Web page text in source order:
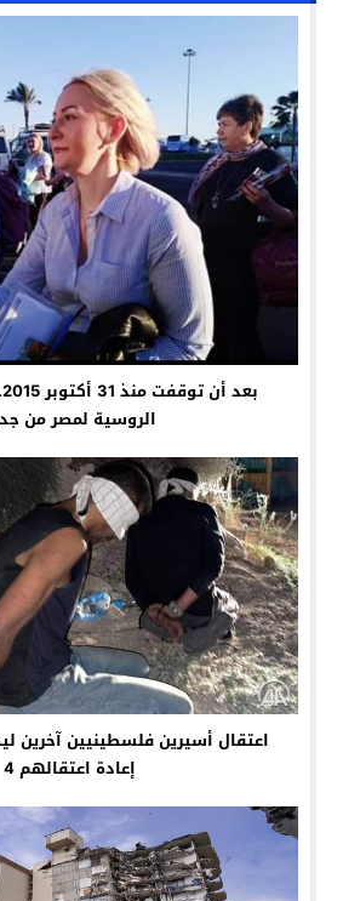
الروسية لمصر من
اعتقال أسيرين فلسطينيين آخرين
إعادة اعتقالهم 4